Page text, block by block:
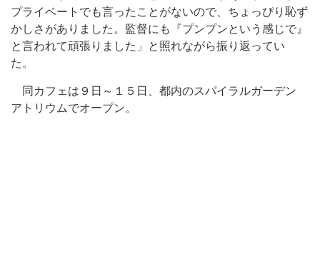
プライベートでも言ったことがないので、ちょっぴり恥ず
かしさがありました。監督にも『プンプンという感じで』
と言われて頑張りました」と照れながら振り返ってい
た。
同カフェは９日～１５日、都内のスパイラルガーデン
アトリウムでオープン。